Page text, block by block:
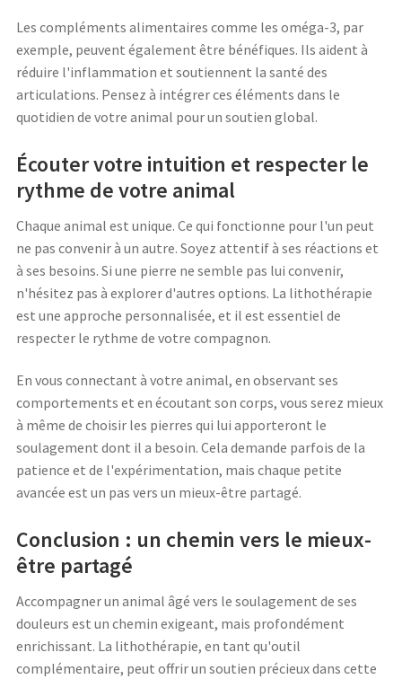
Les compléments alimentaires comme les oméga-3, par
exemple, peuvent également être bénéfiques. Ils aident à
réduire l'inflammation et soutiennent la santé des
articulations. Pensez à intégrer ces éléments dans le
quotidien de votre animal pour un soutien global.
Écouter votre intuition et respecter le
rythme de votre animal
Chaque animal est unique. Ce qui fonctionne pour l'un peut
ne pas convenir à un autre. Soyez attentif à ses réactions et
à ses besoins. Si une pierre ne semble pas lui convenir,
n'hésitez pas à explorer d'autres options. La lithothérapie
est une approche personnalisée, et il est essentiel de
respecter le rythme de votre compagnon.
En vous connectant à votre animal, en observant ses
comportements et en écoutant son corps, vous serez mieux
à même de choisir les pierres qui lui apporteront le
soulagement dont il a besoin. Cela demande parfois de la
patience et de l'expérimentation, mais chaque petite
avancée est un pas vers un mieux-être partagé.
Conclusion : un chemin vers le mieux-
être partagé
Accompagner un animal âgé vers le soulagement de ses
douleurs est un chemin exigeant, mais profondément
enrichissant. La lithothérapie, en tant qu'outil
complémentaire, peut offrir un soutien précieux dans cette